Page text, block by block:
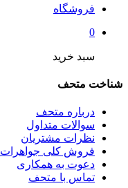
فروشگاه
0
سبد خرید
شناخت متحف
درباره متحف
سوالات متداول
نظرات مشتریان
فروش کلی جواهرات
دعوت به همکاری
تماس با متحف